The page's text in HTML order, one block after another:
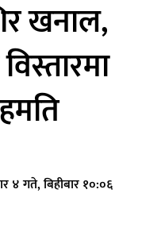
खनाल,
४ गते, बिहीबार १०:०६